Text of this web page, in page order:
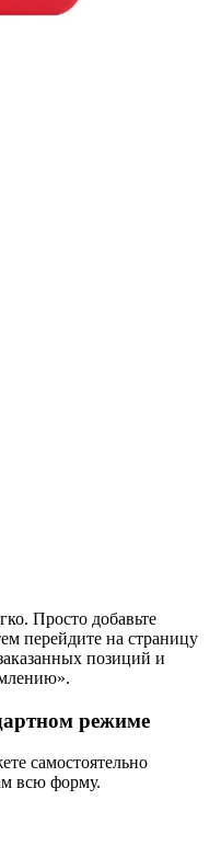
Просто добавьте
перейдите на страницу
позиций и
режиме
самостоятельно
всю форму.